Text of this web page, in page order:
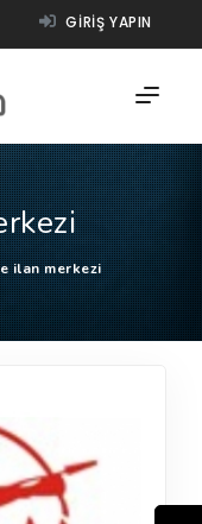
GIRIŞ YAPIN
ilan merkezi